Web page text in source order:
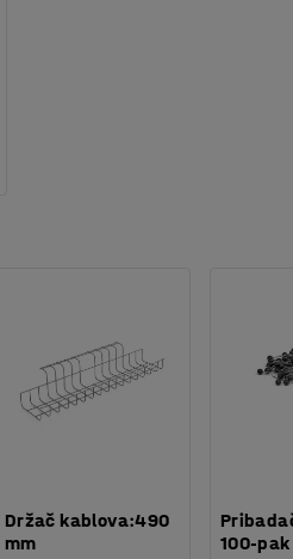
Držač kablova:490
mm
100-pak